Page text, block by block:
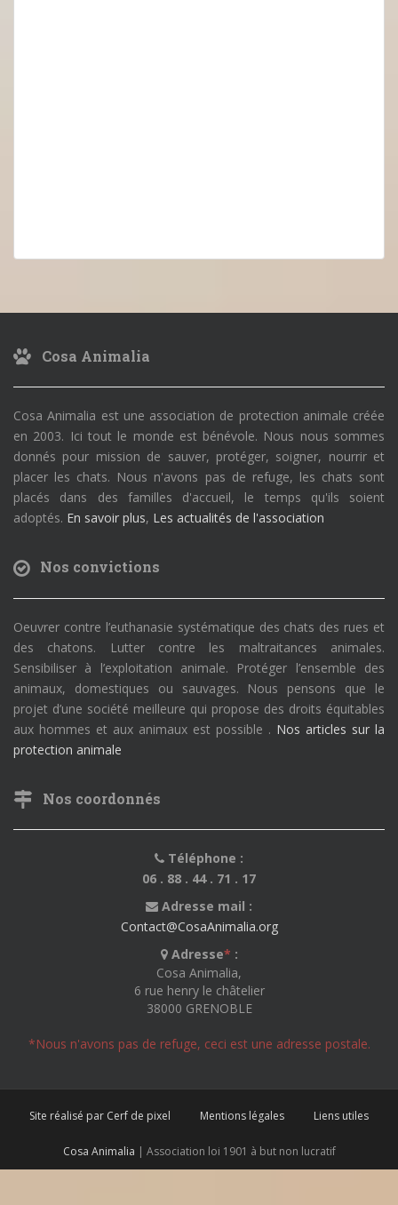
Cosa Animalia
Cosa Animalia est une association de protection animale créée
en 2003. Ici tout le monde est bénévole. Nous nous sommes
donnés pour mission de sauver, protéger, soigner, nourrir et
placer les chats. Nous n'avons pas de refuge, les chats sont
placés dans des familles d'accueil, le temps qu'ils soient
adoptés. En savoir plus, Les actualités de l'association
Nos convictions
Oeuvrer contre l’euthanasie systématique des chats des rues et
des chatons. Lutter contre les maltraitances animales.
Sensibiliser à l’exploitation animale. Protéger l’ensemble des
animaux, domestiques ou sauvages. Nous pensons que le
projet d’une société meilleure qui propose des droits équitables
aux hommes et aux animaux est possible . Nos articles sur la
protection animale
Nos coordonnés
Téléphone :
06 . 88 . 44 . 71 . 17
Adresse mail :
Contact@CosaAnimalia.org
Adresse* :
Cosa Animalia,
6 rue henry le châtelier
38000 GRENOBLE
*Nous n'avons pas de refuge, ceci est une adresse postale.
Site réalisé par Cerf de pixel Mentions légales Liens utiles
Cosa Animalia | Association loi 1901 à but non lucratif